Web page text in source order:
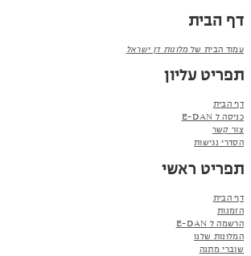
דף הבית
עמוד הבית שלמלונות דן ישראל
תפריט עליון
דף הבית
כניסה ל E-DAN
צור קשר
הסדרי נגישות
תפריט ראשי
דף הבית
הזמנות
הרשמה ל E-DAN
המלונות שלנו
שוברי מתנה